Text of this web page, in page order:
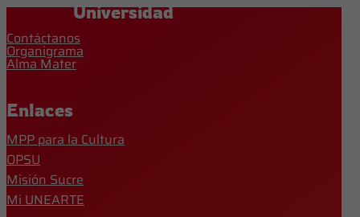
Universidad
Contáctanos
Organigrama
Alma Mater
Enlaces
MPP para la Cultura
OPSU
Misión Sucre
Mi UNEARTE